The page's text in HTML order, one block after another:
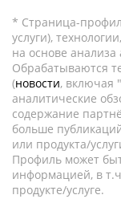
* Страница-
услуги),
на основе
Обрабатываются
(новости, включая
аналитические
содержание
больше
или продукта/
Профиль может
информацией, в
продукте/услуге.